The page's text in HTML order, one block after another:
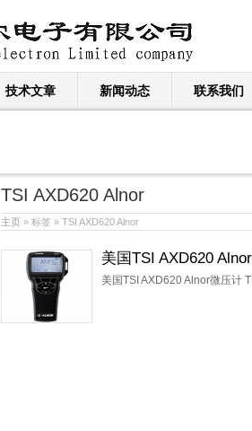
技术文章 新闻动态 联系我们
TSI AXD620 Alnor
主页 » 标签 » TSI AXD620 Alnor
美国TSI AXD620
美国TSI AXD620 Alnor微压计